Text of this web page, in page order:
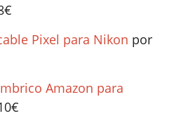
Pixel para Nikon por
Amazon para